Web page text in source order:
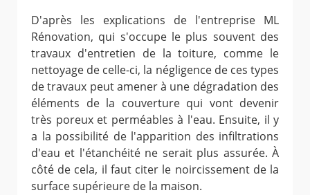
D'après les explications de l'entreprise ML
Rénovation, qui s'occupe le plus souvent des
travaux d'entretien de la toiture, comme le
nettoyage de celle-ci, la négligence de ces types
de travaux peut amener à une dégradation des
éléments de la couverture qui vont devenir
très poreux et perméables à l'eau. Ensuite, il y
a la possibilité de l'apparition des infiltrations
d'eau et l'étanchéité ne serait plus assurée. À
côté de cela, il faut citer le noircissement de la
surface supérieure de la maison.